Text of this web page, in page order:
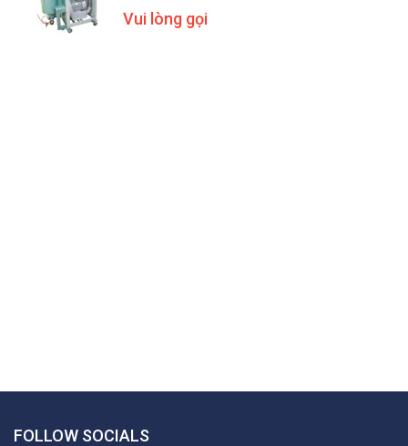
Vui lòng gọi
FOLLOW SOCIALS